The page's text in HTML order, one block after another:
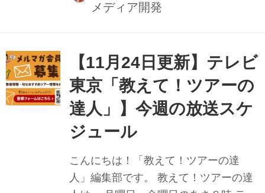
れのクルーズ旅！飛鳥IIのツアーや、フ
は、YouTube公式チャンネルにて放送
した番組動画も公開しております。 楽
しみにしていたあのツアーの放送を見
逃しても安心です♪ ぜひチェックしてみ
てくださいね。 11月17日（月） おひと
すフグ会席 北九州・山口ぐるっと周遊
美食旅２日間 ＞[番組スペシャルプラン]
メディア開発
【11月24日更新】テレビ
東京「教えて！ツアーの
達人」】今週の放送スケ
ジュール
こんにちは！「教えて！ツアーの達
人」編集部です。 教えて！ツアーの達